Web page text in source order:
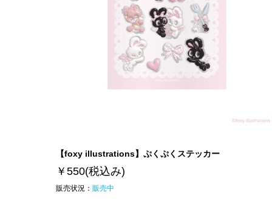
【foxy illustrations】ぷくぷくステッカー
￥550(税込み)
販売状況： 販売中